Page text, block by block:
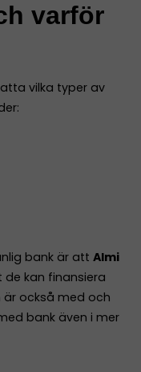
varför
vilka typer av
bank är att Almi
de kan finansiera
också med och
bank även i mer